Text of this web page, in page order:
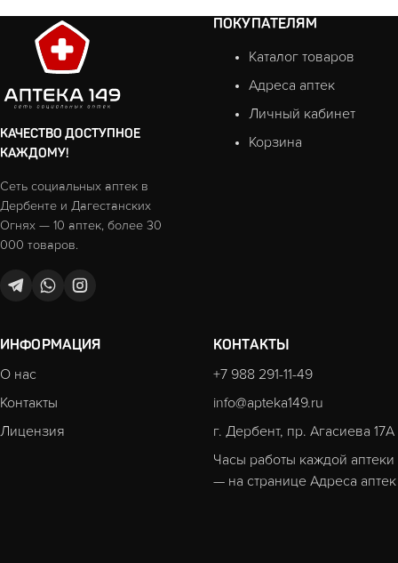
КАЧЕСТВО ДОСТУПНОЕ
КАЖДОМУ!
Сеть социальных аптек в
Дербенте и Дагестанских
Огнях — 10 аптек, более 30
000 товаров.
ПОКУПАТЕЛЯМ
Каталог товаров
Адреса аптек
Личный кабинет
Корзина
ИНФОРМАЦИЯ
О нас
Контакты
Лицензия
КОНТАКТЫ
+7 988 291-11-49
info@apteka149.ru
г. Дербент, пр. Агасиева 17А
Часы работы каждой аптеки
— на странице Адреса аптек